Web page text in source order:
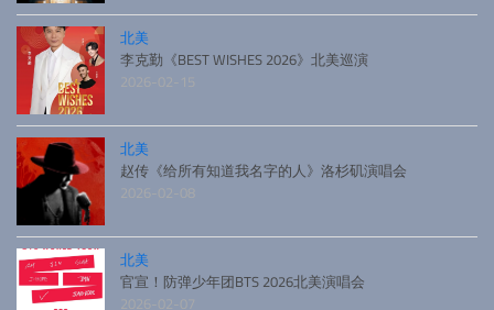
北美
李克勤《BEST WISHES 2026》北美巡演
2026-02-15
北美
赵传《给所有知道我名字的人》洛杉矶演唱会
2026-02-08
北美
官宣！防弹少年团BTS 2026北美演唱会
2026-02-07